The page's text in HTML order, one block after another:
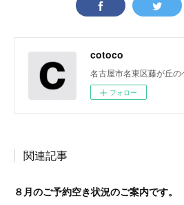
cotoco
名古屋市名東区藤が丘の
フォロー
関連記事
８月のご予約空き状況のご案内です。